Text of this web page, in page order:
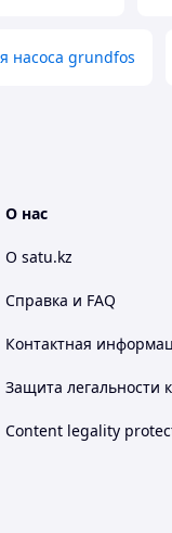
насоса grundfos
О нас
О satu.kz
Справка и FAQ
Контактная
Защита легальности
Content legality